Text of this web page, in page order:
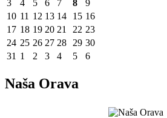
3
4 5 6 7 8
9
10 11 12 13 14 15 16
17 18 19 20 21 22 23
24 25 26 27 28 29 30
31 1 2 3 4 5 6
Naša Orava